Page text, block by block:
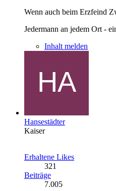
Wenn auch beim Erzfeind
Jedermann an jedem Ort -
Inhalt melden
Hansestädter
Kaiser
Erhaltene Likes
321
Beiträge
7.005